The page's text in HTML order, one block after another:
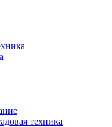
техника